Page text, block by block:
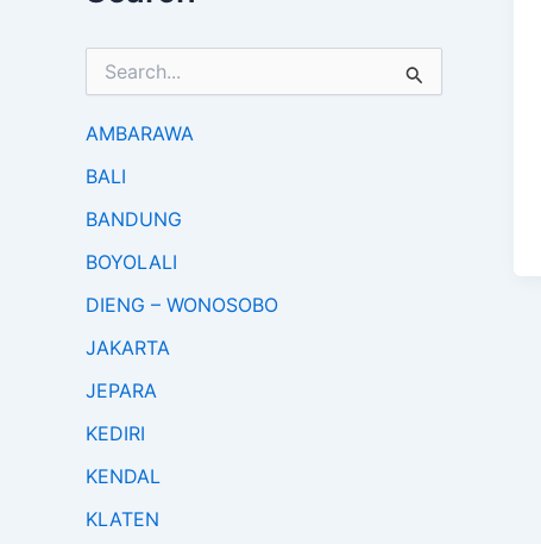
r
h
o
:
AMBARAWA
BALI
BANDUNG
BOYOLALI
DIENG – WONOSOBO
JAKARTA
JEPARA
KEDIRI
KENDAL
KLATEN